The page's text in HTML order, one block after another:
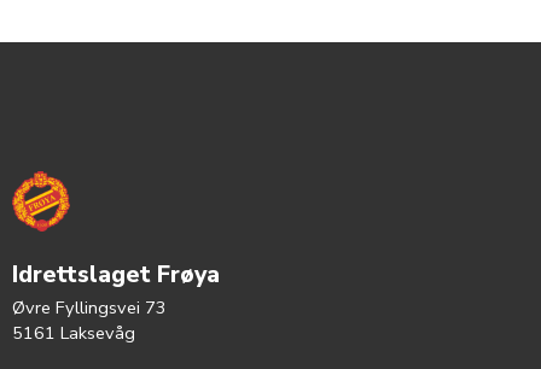
Idrettslaget Frøya
Øvre Fyllingsvei 73
5161 Laksevåg